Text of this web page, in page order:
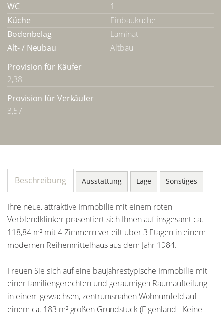
WC
1
Küche
Einbauküche
Bodenbelag
Laminat
Alt- / Neubau
Altbau
Provision für Käufer
2,38
Provision für Verkäufer
3,57
Beschreibung Ausstattung Lage Sonstiges
Ihre neue, attraktive Immobilie mit einem roten
Verblendklinker präsentiert sich Ihnen auf insgesamt ca.
118,84 m² mit 4 Zimmern verteilt über 3 Etagen in einem
modernen Reihenmittelhaus aus dem Jahr 1984.
Freuen Sie sich auf eine baujahrestypische Immobilie mit
einer familiengerechten und geräumigen Raumaufteilung
in einem gewachsen, zentrumsnahen Wohnumfeld auf
einem ca. 183 m² großen Grundstück (Eigenland - Keine